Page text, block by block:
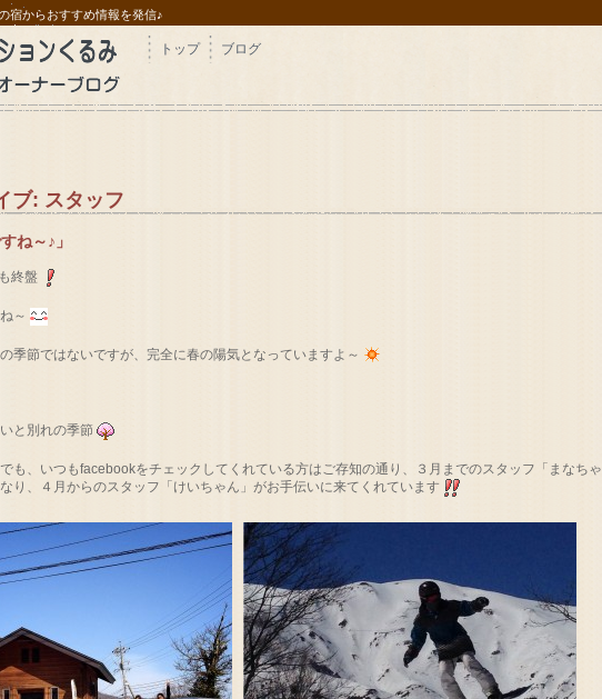
宿からおすすめ情報を発信♪
トップ ブログ
ブ: スタッフ
ね～♪」
終盤
～
季節ではないですが、完全に春の陽気となっていますよ～
と別れの季節
も、いつもfacebookをチェックしてくれている方はご存知の通り、３月までのスタッフ「まなちゃ
り、４月からのスタッフ「けいちゃん」がお手伝いに来てくれています